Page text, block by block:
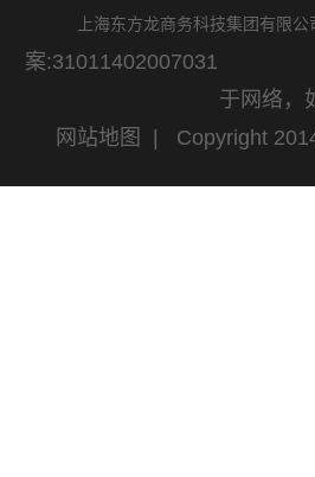
上海东方龙商务科技集团有限
案:31011402007031 免责
于网络，
网站地图
| Copyright